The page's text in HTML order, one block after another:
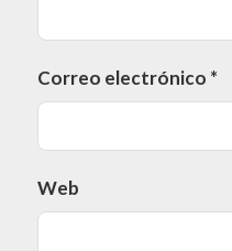
Correo electrónico *
Web